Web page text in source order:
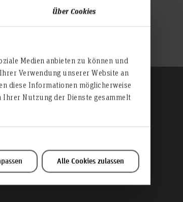
Über Cookies
Medien anbieten zu können und
Verwendung unserer Website an
diese Informationen möglicherweise
Ihrer Nutzung der Dienste gesammelt
Alle Cookies zulassen
Beratung